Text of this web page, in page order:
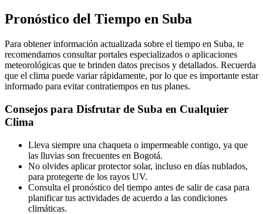
Pronóstico del Tiempo en Suba
Para obtener información actualizada sobre el tiempo en Suba, te
recomendamos consultar portales especializados o aplicaciones
meteorológicas que te brinden datos precisos y detallados. Recuerda
que el clima puede variar rápidamente, por lo que es importante estar
informado para evitar contratiempos en tus planes.
Consejos para Disfrutar de Suba en Cualquier
Clima
Lleva siempre una chaqueta o impermeable contigo, ya que
las lluvias son frecuentes en Bogotá.
No olvides aplicar protector solar, incluso en días nublados,
para protegerte de los rayos UV.
Consulta el pronóstico del tiempo antes de salir de casa para
planificar tus actividades de acuerdo a las condiciones
climáticas.